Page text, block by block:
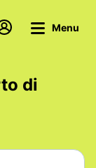
Menu
di